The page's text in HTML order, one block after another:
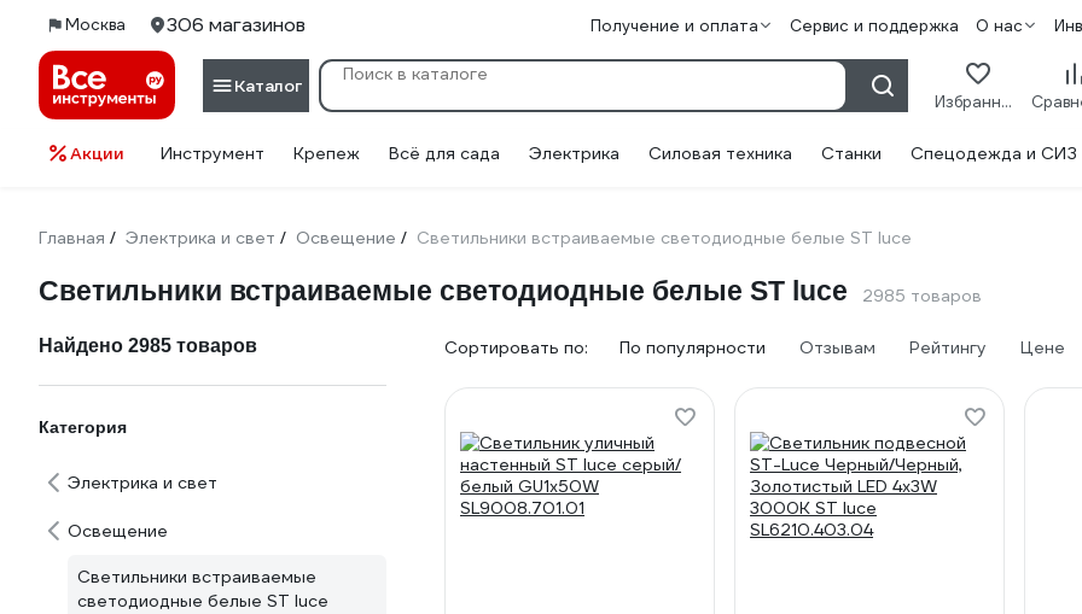
Москва 306 магазинов Получение и оплата Сервис и поддержка О нас
Каталог
Избранное
Акции Инструмент Крепеж Всё для сада Электрика Силовая техника Станки Спецодежда и СИЗ
Главная / Электрика и свет / Освещение / Светильники встраиваемые светодиодные белые ST luce
Светильники встраиваемые светодиодные белые ST luce 2985 товаров
Найдено 2985 товаров
Категория
Электрика и свет
Освещение
Светильники встраиваемые
светодиодные белые ST luce
Сортировать по: По популярности Отзывам Рейтингу Цене